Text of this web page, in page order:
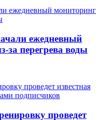
ежедневный
перегрева воды
проведет